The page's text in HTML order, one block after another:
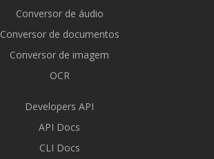
Conversor de áudio
Conversor de documentos
Conversor de imagem
OCR
Developers API
API Docs
CLI Docs